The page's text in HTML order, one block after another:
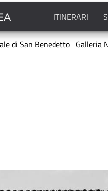
ITINERARI
di San Benedetto Galleria